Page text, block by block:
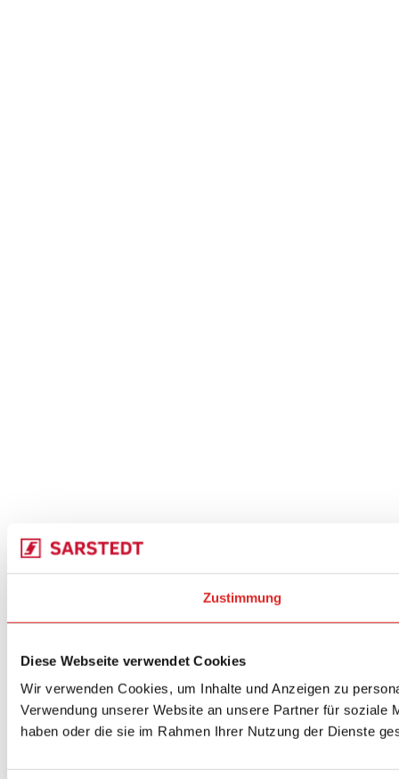
Zustimmung
Diese Webseite verwendet Cookies
Wir verwenden Cookies, um Inhalte und Anzeigen zu
Verwendung unserer Website an unsere Partner für soziale
haben oder die sie im Rahmen Ihrer Nutzung der Dienste